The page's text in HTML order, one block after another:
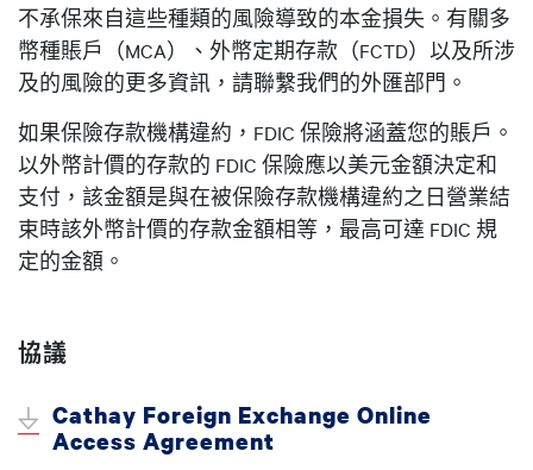
不承保來自這些種類的風險導致的本金損失。有關多
幣種賬戶（MCA）、外幣定期存款（FCTD）以及所涉
及的風險的更多資訊，請聯繫我們的外匯部門。
如果保險存款機構違約，FDIC 保險將涵蓋您的賬戶。
以外幣計價的存款的 FDIC 保險應以美元金額決定和
支付，該金額是與在被保險存款機構違約之日營業結
束時該外幣計價的存款金額相等，最高可達 FDIC 規
定的金額。
協議
Cathay Foreign Exchange Online
Access Agreement